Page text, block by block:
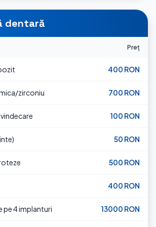
dentară
Preț
400 RON
zirconiu 700 RON
100 RON
50 RON
500 RON
400 RON
pe 4 implanturi 13000 RON